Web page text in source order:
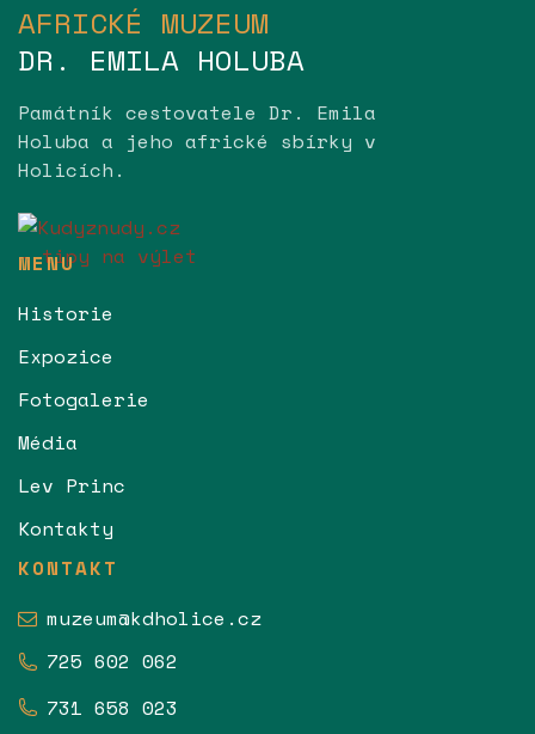
AFRICKÉ MUZEUM
DR. EMILA HOLUBA
Památník cestovatele Dr. Emila
Holuba a jeho africké sbírky v
Holicích.
MENU
Historie
Expozice
Fotogalerie
Média
Lev Princ
Kontakty
KONTAKT
muzeum@kdholice.cz
725 602 062
731 658 023